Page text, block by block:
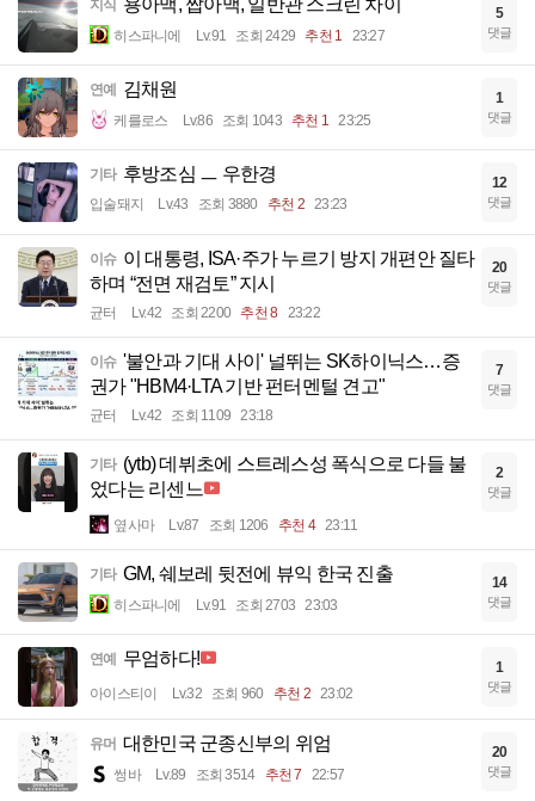
지식
히스파니에 Lv.91 조회 2429 추천 1 23:27
5
댓글
연예 김채원
케를로스 Lv.86 조회 1043 추천 1 23:25
1
댓글
기타 후방조심 ㅡ 우한경
입술돼지 Lv.43 조회 3880 추천 2 23:23
12
댓글
이슈 이 대통령, ISA·주가 누르기 방지 개편안 질타
하며 “전면 재검토” 지시
균터 Lv.42 조회 2200 추천 8 23:22
20
댓글
이슈 '불안과 기대 사이' 널뛰는 SK하이닉스…증
권가 "HBM4·LTA 기반 펀터멘털 견고"
균터 Lv.42 조회 1109 23:18
7
댓글
기타 (ytb) 데뷔초에 스트레스성 폭식으로 다들 불
었다는 리센느
옆사마 Lv.87 조회 1206 추천 4 23:11
2
댓글
기타 GM, 쉐보레 뒷전에 뷰익 한국 진출
히스파니에 Lv.91 조회 2703 23:03
14
댓글
연예 무엄하다!
아이스티이 Lv.32 조회 960 추천 2 23:02
1
댓글
유머 대한민국 군종신부의 위엄
썽바 Lv.89 조회 3514 추천 7 22:57
20
댓글